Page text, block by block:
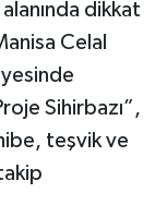
dikkat
Celal
Sihirbazı”,
teşvik ve